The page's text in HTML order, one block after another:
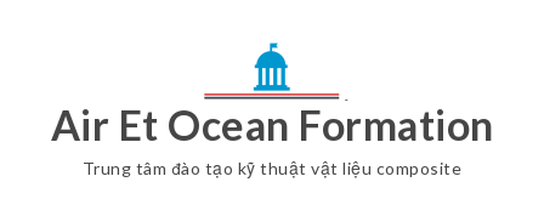
Air Et Ocean Formation
Trung tâm đào tạo kỹ thuật vật liệu composite